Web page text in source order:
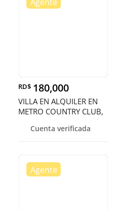
RD$ 180,000
VILLA EN ALQUILER EN
METRO COUNTRY CLUB,
Cuenta verificada